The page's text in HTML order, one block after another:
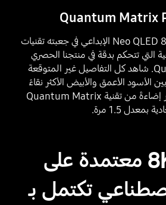
أحضر ابتكار تلفزيون Neo QLED 8K الإبداعي في جعبته تقنيات
التي تتحكم بدقة في منتجنا الحصري
Quantum Mini LED. شاهد كل التفاصيل غير المتوقعة
الأسود الأعمق والأبيض الأكثر نقاءً
بفضل المناطق الأكثر إضاءةَ من تقنية Quantum Matrix
بمعدل 1.5 مرة.
صورة 8K معتمدة على
تكتمل بـ